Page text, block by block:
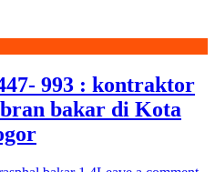
993 : kontraktor
bakar di Kota